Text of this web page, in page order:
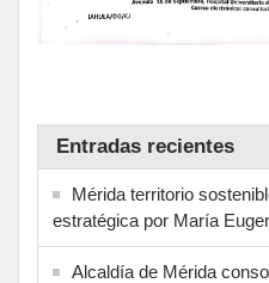
Entradas recientes
Mérida territorio
estratégica por María
Alcaldía de Mérida